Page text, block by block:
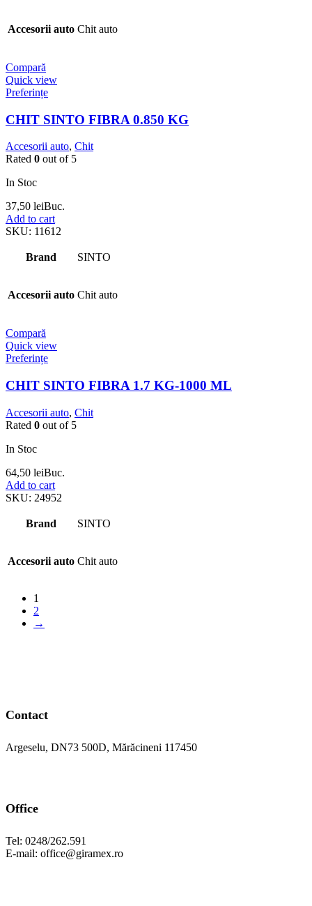
Accesorii auto Chit auto
Compară
Quick view
Preferințe
CHIT SINTO FIBRA 0.850 KG
Accesorii auto, Chit
Rated 0 out of 5
In Stoc
37,50 leiBuc.
Add to cart
SKU: 11612
Brand SINTO
Accesorii auto Chit auto
Compară
Quick view
Preferințe
CHIT SINTO FIBRA 1.7 KG-1000 ML
Accesorii auto, Chit
Rated 0 out of 5
In Stoc
64,50 leiBuc.
Add to cart
SKU: 24952
Brand SINTO
Accesorii auto Chit auto
1
2
→
Contact
Argeselu, DN73 500D, Mărăcineni 117450
Office
Tel: 0248/262.591
E-mail: office@giramex.ro